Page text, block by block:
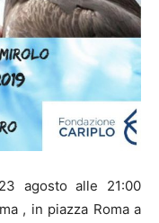
agosto alle 21:00
, in piazza Roma a